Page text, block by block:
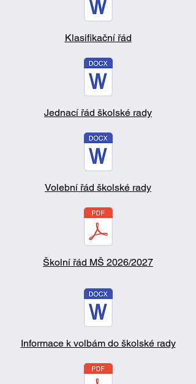
Klasifikační řád
Jednací řád školské rady
Volební řád školské rady
Školní řád MŠ 2026/2027
Informace k volbám do školské rady